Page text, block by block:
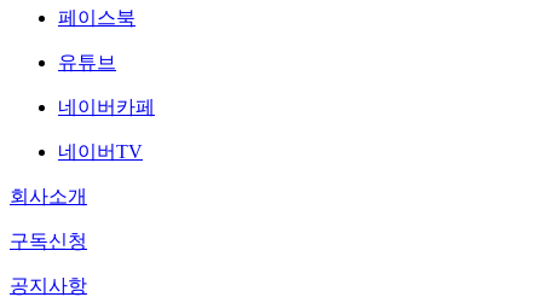
페이스북
유튜브
네이버카페
네이버TV
회사소개
구독신청
공지사항